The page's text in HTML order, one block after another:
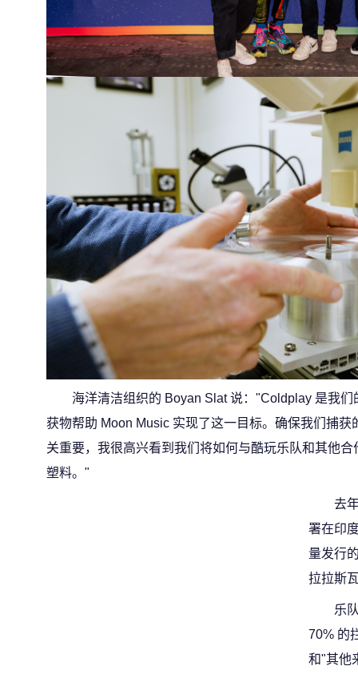
海洋清洁组织的 Boyan Slat 说："Coldplay 是我
获物帮助 Moon Music 实现了这一目标。确保我们捕
关重要，我很高兴看到我们将如何与酷玩乐队和其他
塑料。"
去
署在印
量发行
拉拉斯
乐
70% 的
和"其他